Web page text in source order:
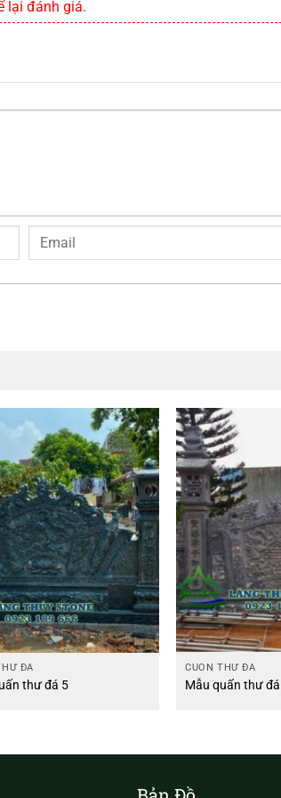
lại đánh giá.
ĐÁ
thư đá 5
CUỐN THƯ ĐÁ
Mẫu quấn thư